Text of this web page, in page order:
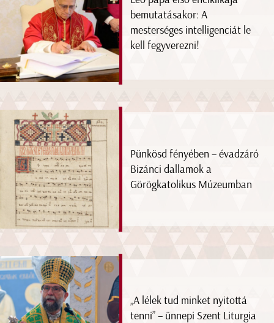
bemutatásakor: A
mesterséges intelligenciát le
kell fegyverezni!
Pünkösd fényében – évadzáró
Bizánci dallamok a
Görögkatolikus Múzeumban
„A lélek tud minket nyitottá
tenni” – ünnepi Szent Liturgia